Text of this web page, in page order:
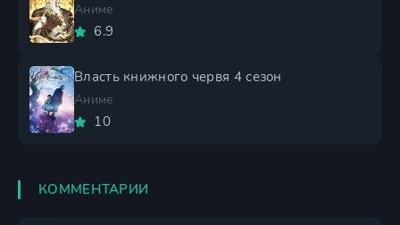
Аниме
6.9
Власть книжного червя 4 сезон
Аниме
10
КОММЕНТАРИИ